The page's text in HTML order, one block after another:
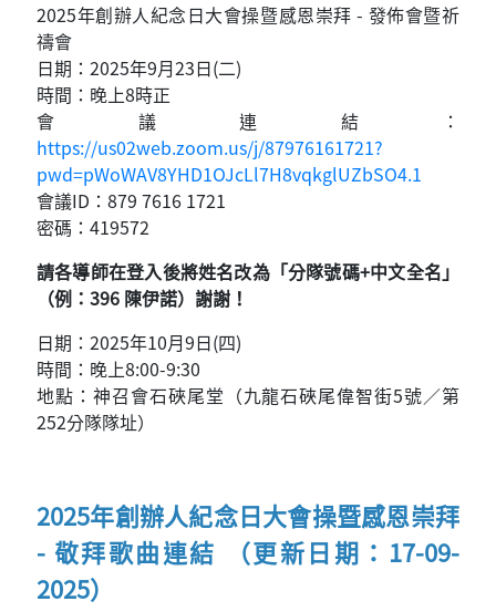
2025年創辦人紀念日大會操暨感恩崇拜 - 發佈會暨祈
禱會
日期：2025年9月23日(二)
時間：晚上8時正
會議連結：
https://us02web.zoom.us/j/87976161721?
pwd=pWoWAV8YHD1OJcLl7H8vqkglUZbSO4.1
會議ID：879 7616 1721
密碼：419572
請各導師在登入後將姓名改為「分隊號碼+中文全名」
（例：396 陳伊諾）謝謝！
日期：2025年10月9日(四)
時間：晚上8:00-9:30
地點：神召會石硤尾堂（九龍石硤尾偉智街5號／第
252分隊隊址）
2025年創辦人紀念日大會操暨感恩崇拜
- 敬拜歌曲連結 （更新日期：17-09-
2025）